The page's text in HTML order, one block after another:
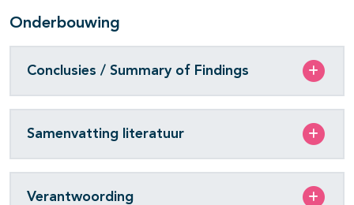
Onderbouwing
Conclusies / Summary of Findings
Samenvatting literatuur
Verantwoording